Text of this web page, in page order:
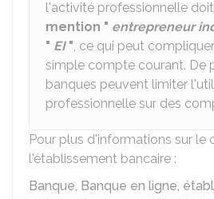
l'activité professionnelle
mention " entrepreneur
" EI", ce qui peut
simple compte courant. De
banques peuvent limiter
professionnelle sur des
Pour plus d'informations sur le
l'établissement bancaire :
Banque, Banque en ligne,